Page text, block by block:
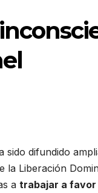
difundido
la Liberación
a trabajar a favor